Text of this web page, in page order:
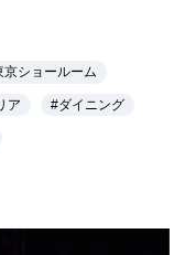
京ショールーム
ア #ダイニング